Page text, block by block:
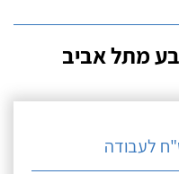
מתל אביב
לעבודה